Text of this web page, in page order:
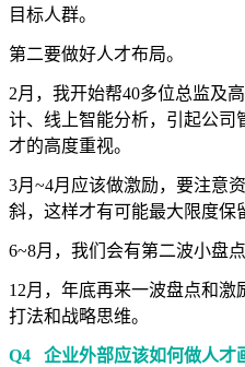
目标人群。
第二要做好人才布局。
2月，我开始帮40多位总监及
计、线上智能分析，引起公司
才的高度重视。
3月~4月应该做激励，要注意
斜，这样才有可能最大限度保
6~8月，我们会有第二波小盘点
12月，年底再来一波盘点和
打法和战略思维。
Q4 企业外部应该如何做人才